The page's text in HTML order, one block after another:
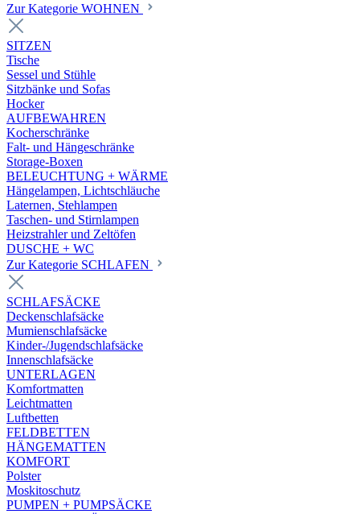
Zur Kategorie WOHNEN
SITZEN
Tische
Sessel und Stühle
Sitzbänke und Sofas
Hocker
AUFBEWAHREN
Kocherschränke
Falt- und Hängeschränke
Storage-Boxen
BELEUCHTUNG + WÄRME
Hängelampen, Lichtschläuche
Laternen, Stehlampen
Taschen- und Stirnlampen
Heizstrahler und Zeltöfen
DUSCHE + WC
Zur Kategorie SCHLAFEN
SCHLAFSÄCKE
Deckenschlafsäcke
Mumienschlafsäcke
Kinder-/Jugendschlafsäcke
Innenschlafsäcke
UNTERLAGEN
Komfortmatten
Leichtmatten
Luftbetten
FELDBETTEN
HÄNGEMATTEN
KOMFORT
Polster
Moskitoschutz
PUMPEN + PUMPSÄCKE